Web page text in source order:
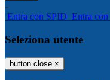
-
Entra con SPID Entra
Seleziona utente
button close ×